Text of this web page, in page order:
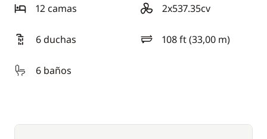
12 camas
2x537.35cv
motorización
6 duchas
108 ft (33,00 m)
eslora
6 baños